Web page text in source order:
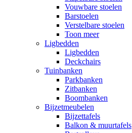
Vouwbare stoelen
Barstoelen
Verstelbare stoelen
Toon meer
Ligbedden
Ligbedden
Deckchairs
Tuinbanken
Parkbanken
Zitbanken
Boombanken
Bijzetmeubelen
Bijzettafels
Balkon & muurtafels